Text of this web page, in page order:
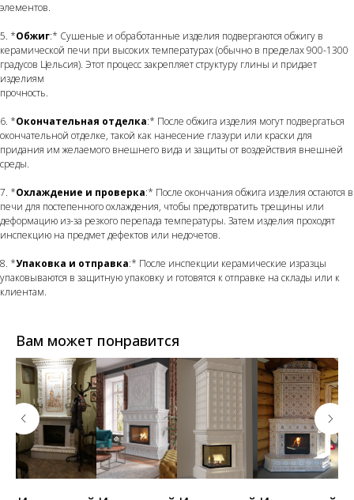
элементов.
5. *Обжиг:* Сушеные и обработанные изделия подвергаются обжигу в
керамической печи при высоких температурах (обычно в пределах 900-1300
градусов Цельсия). Этот процесс закрепляет структуру глины и придает
изделиям
прочность.
6. *Окончательная отделка:* После обжига изделия могут подвергаться
окончательной отделке, такой как нанесение глазури или краски для
придания им желаемого внешнего вида и защиты от воздействия внешней
среды.
7. *Охлаждение и проверка:* После окончания обжига изделия остаются в
печи для постепенного охлаждения, чтобы предотвратить трещины или
деформацию из-за резкого перепада температуры. Затем изделия проходят
инспекцию на предмет дефектов или недочетов.
8. *Упаковка и отправка:* После инспекции керамические изразцы
упаковываются в защитную упаковку и готовятся к отправке на склады или к
клиентам.
Вам может понравится